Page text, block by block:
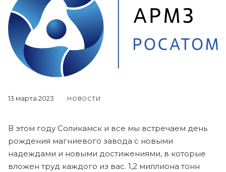
13 марта 2023 НОВОСТИ
В этом году Соликамск и все мы встречаем день
рождения магниевого завода с новыми
надеждами и новыми достижениями, в которые
вложен труд каждого из вас. 1,2 миллиона тонн